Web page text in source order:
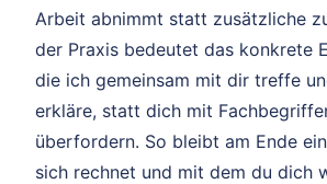
Arbeit abnimmt statt zusätzliche
der Praxis bedeutet das konkrete
die ich gemeinsam mit dir treffe
erkläre, statt dich mit
überfordern. So bleibt am Ende
sich rechnet und mit dem du dich